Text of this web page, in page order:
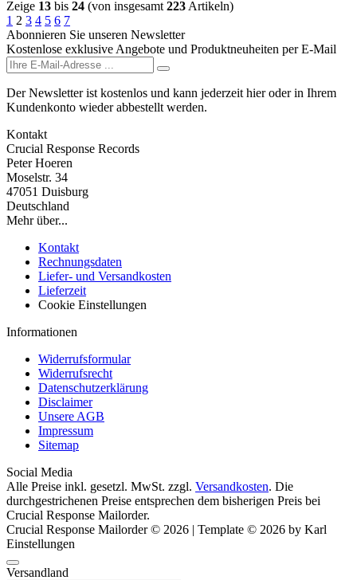
Zeige 13 bis 24 (von insgesamt 223 Artikeln)
1 2 3 4 5 6 7
Abonnieren Sie unseren Newsletter
Kostenlose exklusive Angebote und Produktneuheiten per E-Mail
Der Newsletter ist kostenlos und kann jederzeit hier oder in Ihrem
Kundenkonto wieder abbestellt werden.
Kontakt
Crucial Response Records
Peter Hoeren
Moselstr. 34
47051 Duisburg
Deutschland
Mehr über...
Kontakt
Rechnungsdaten
Liefer- und Versandkosten
Lieferzeit
Cookie Einstellungen
Informationen
Widerrufsformular
Widerrufsrecht
Datenschutzerklärung
Disclaimer
Unsere AGB
Impressum
Sitemap
Social Media
Alle Preise inkl. gesetzl. MwSt. zzgl. Versandkosten. Die
durchgestrichenen Preise entsprechen dem bisherigen Preis bei
Crucial Response Mailorder.
Crucial Response Mailorder © 2026 | Template © 2026 by Karl
Einstellungen
Versandland